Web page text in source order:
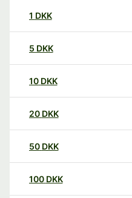
1 DKK
5 DKK
10 DKK
20 DKK
50 DKK
100 DKK